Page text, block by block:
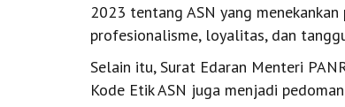
2023 tentang ASN yang
profesionalisme, loyalitas, dan
Selain itu, Surat Edaran Menteri
Kode Etik ASN juga menjadi